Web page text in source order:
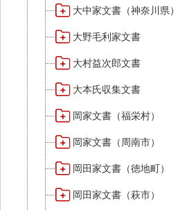
大中家文書（神奈川県）
大野毛利家文書
大村益次郎文書
大本氏収集文書
岡家文書（福栄村）
岡家文書（周南市）
岡田家文書（徳地町）
岡田家文書（萩市）